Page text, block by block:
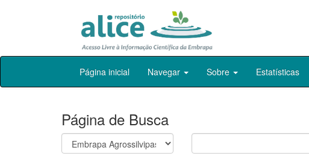
Skip
Página inicial Navegar Sobre Estatísticas
Página de Busca